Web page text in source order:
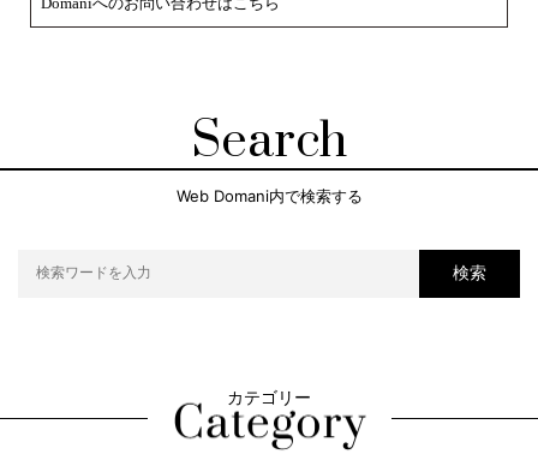
Search
Web Domani内で検索する
検索
カテゴリー